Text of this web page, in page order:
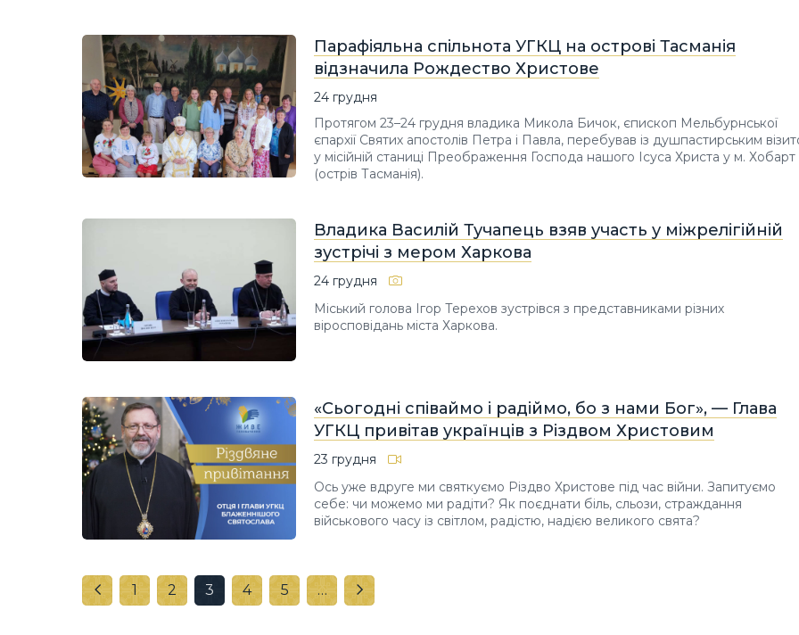
Парафіяльна спільнота УГКЦ на острові Тасманія
відзначила Рождество Христове
24 грудня
Протягом 23–24 грудня владика Микола Бичок, єпископ Мельбурнської
єпархії Святих апостолів Петра і Павла, перебував із душпастирським
у місійній станиці Преображення Господа нашого Ісуса Христа у м. Хобарт
(острів Тасманія).
Владика Василій Тучапець взяв участь у міжрелігійній
зустрічі з мером Харкова
24 грудня
Міський голова Ігор Терехов зустрівся з представниками різних
віросповідань міста Харкова.
«Сьогодні співаймо і радіймо, бо з нами Бог», — Глава
УГКЦ привітав українців з Різдвом Христовим
23 грудня
Ось уже вдруге ми святкуємо Різдво Христове під час війни. Запитуємо
себе: чи можемо ми радіти? Як поєднати біль, сльози, страждання
військового часу із світлом, радістю, надією великого свята?
1 2 3 4 5 …